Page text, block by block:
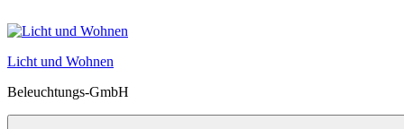
Inhalt
Licht und Wohnen
Beleuchtungs-GmbH